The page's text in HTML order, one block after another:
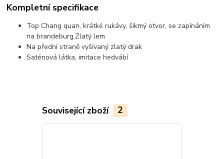
Kompletní specifikace
Top Chang quan, krátké rukávy, šikmý otvor, se zapínáním
na brandeburg.Zlatý lem
Na přední straně vyšívaný zlatý drak
Saténová látka, imitace hedvábí
Související zboží 2